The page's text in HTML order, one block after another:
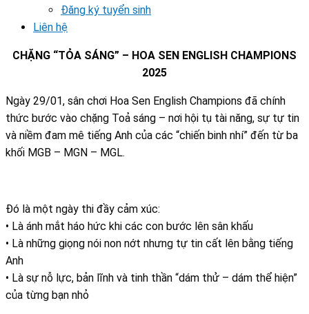
Đăng ký tuyển sinh
Liên hệ
CHẶNG “TỎA SÁNG” – HOA SEN ENGLISH CHAMPIONS
2025
Ngày 29/01, sân chơi Hoa Sen English Champions đã chính
thức bước vào chặng Toả sáng – nơi hội tụ tài năng, sự tự tin
và niềm đam mê tiếng Anh của các “chiến binh nhí” đến từ ba
khối MGB – MGN – MGL.
Đó là một ngày thi đầy cảm xúc:
• Là ánh mắt háo hức khi các con bước lên sân khấu
• Là những giọng nói non nớt nhưng tự tin cất lên bằng tiếng
Anh
• Là sự nỗ lực, bản lĩnh và tinh thần “dám thử – dám thể hiện”
của từng bạn nhỏ